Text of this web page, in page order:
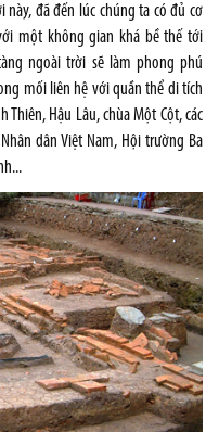
đã đến lúc chúng ta có đủ cơ
một không gian khá bề thế tới
ngoài trời sẽ làm phong phú
mối liên hệ với quần thể di tích
Thiên, Hậu Lâu, chùa Một Cột, các
dân Việt Nam, Hội trường Ba